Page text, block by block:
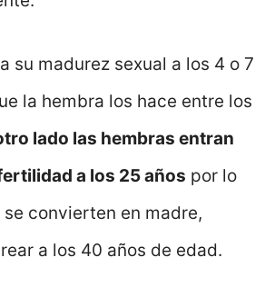
su madurez sexual a los 4 o 7
la hembra los hace entre los
lado las hembras entran
a los 25 años por lo
convierten en madre,
a los 40 años de edad.